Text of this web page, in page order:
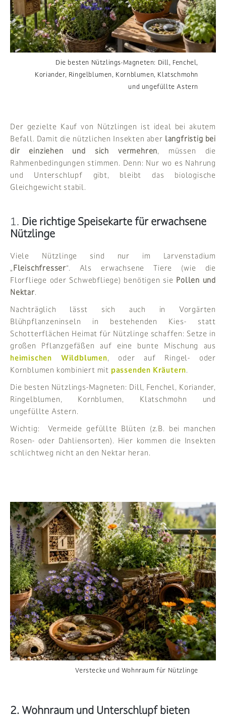
Die besten Nützlings-Magneten: Dill, Fenchel,
Koriander, Ringelblumen, Kornblumen, Klatschmohn
und ungefüllte Astern
Der gezielte Kauf von Nützlingen ist ideal bei akutem
Befall. Damit die nützlichen Insekten aber langfristig bei
dir einziehen und sich vermehren, müssen die
Rahmenbedingungen stimmen. Denn: Nur wo es Nahrung
und Unterschlupf gibt, bleibt das biologische
Gleichgewicht stabil.
1. Die richtige Speisekarte für erwachsene
Nützlinge
Viele Nützlinge sind nur im Larvenstadium
„Fleischfresser“. Als erwachsene Tiere (wie die
Florfliege oder Schwebfliege) benötigen sie Pollen und
Nektar.
Nachträglich lässt sich auch in Vorgärten
Blühpflanzeninseln in bestehenden Kies- statt
Schotterflächen Heimat für Nützlinge schaffen: Setze in
großen Pflanzgefäßen auf eine bunte Mischung aus
heimischen Wildblumen, oder auf Ringel- oder
Kornblumen kombiniert mit passenden Kräutern.
Die besten Nützlings-Magneten: Dill, Fenchel, Koriander,
Ringelblumen, Kornblumen, Klatschmohn und
ungefüllte Astern.
Wichtig:
Vermeide gefüllte Blüten (z.B. bei manchen
Rosen- oder Dahliensorten). Hier kommen die Insekten
schlichtweg nicht an den Nektar heran.
Verstecke und Wohnraum für Nützlinge
2. Wohnraum und Unterschlupf bieten